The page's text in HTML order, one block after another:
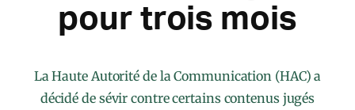
pour trois mois
La Haute Autorité de la Communication (HAC) a
décidé de sévir contre certains contenus jugés